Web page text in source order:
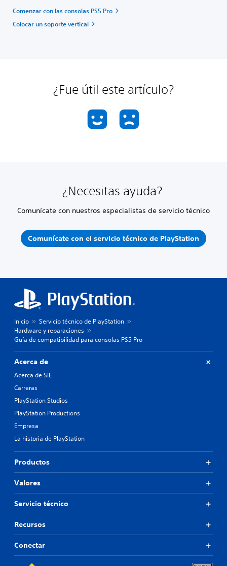
Comenzar con las consolas PS5 Pro
Colocar un soporte vertical
¿Fue útil este artículo?
¿Necesitas ayuda?
Comunícate con nuestros especialistas de servicio técnico
Comunícate con el servicio técnico de PlayStation
Inicio
Servicio técnico de PlayStation
Hardware y reparaciones
Guía de compatibilidad para consolas PS5 Pro
Acerca de
Acerca de SIE
Carreras
PlayStation Studios
PlayStation Productions
Empresa
La historia de PlayStation
Productos
Valores
Servicio técnico
Recursos
Conectar